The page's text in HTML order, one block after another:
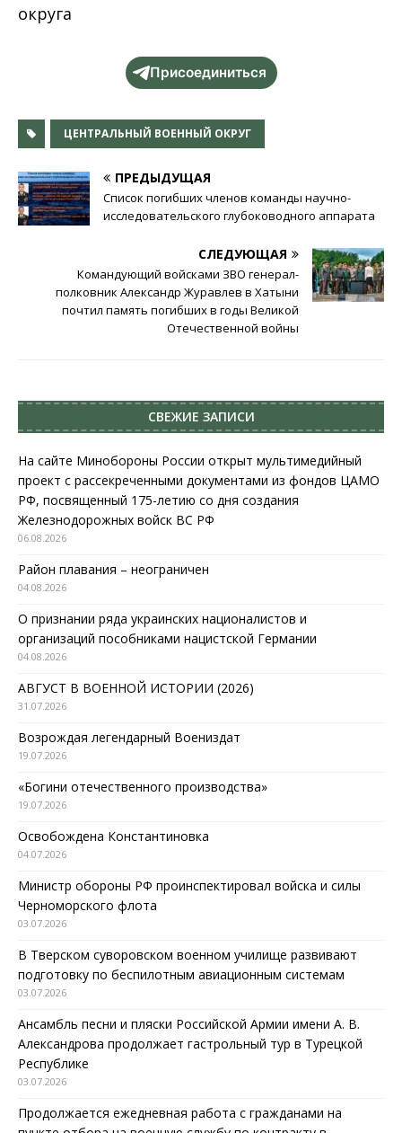
округа
Присоединиться
ЦЕНТРАЛЬНЫЙ ВОЕННЫЙ ОКРУГ
ПРЕДЫДУЩАЯ
Список погибших членов команды научно-
исследовательского глубоководного аппарата
СЛЕДУЮЩАЯ
Командующий войсками ЗВО генерал-
полковник Александр Журавлев в Хатыни
почтил память погибших в годы Великой
Отечественной войны
СВЕЖИЕ ЗАПИСИ
На сайте Минобороны России открыт мультимедийный
проект с рассекреченными документами из фондов ЦАМО
РФ, посвященный 175-летию со дня создания
Железнодорожных войск ВС РФ
06.08.2026
Район плавания – неограничен
04.08.2026
О признании ряда украинских националистов и
организаций пособниками нацистской Германии
04.08.2026
АВГУСТ В ВОЕННОЙ ИСТОРИИ (2026)
31.07.2026
Возрождая легендарный Воениздат
19.07.2026
«Богини отечественного производства»
19.07.2026
Освобождена Константиновка
04.07.2026
Министр обороны РФ проинспектировал войска и силы
Черноморского флота
03.07.2026
В Тверском суворовском военном училище развивают
подготовку по беспилотным авиационным системам
03.07.2026
Ансамбль песни и пляски Российской Армии имени А. В.
Александрова продолжает гастрольный тур в Турецкой
Республике
03.07.2026
Продолжается ежедневная работа с гражданами на